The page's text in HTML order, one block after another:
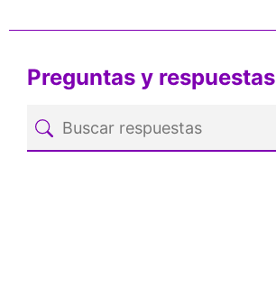
Preguntas y respuestas